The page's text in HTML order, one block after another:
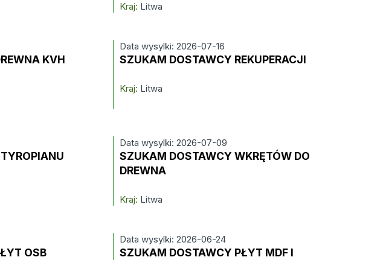
Kraj: Litwa
KVH
Data wysylki: 2026-07-16
SZUKAM DOSTAWCY REKUPERACJI
Kraj: Litwa
Data wysylki: 2026-07-09
SZUKAM DOSTAWCY WKRĘTÓW DO
DREWNA
Kraj: Litwa
OSB
Data wysylki: 2026-06-24
SZUKAM DOSTAWCY PŁYT MDF I